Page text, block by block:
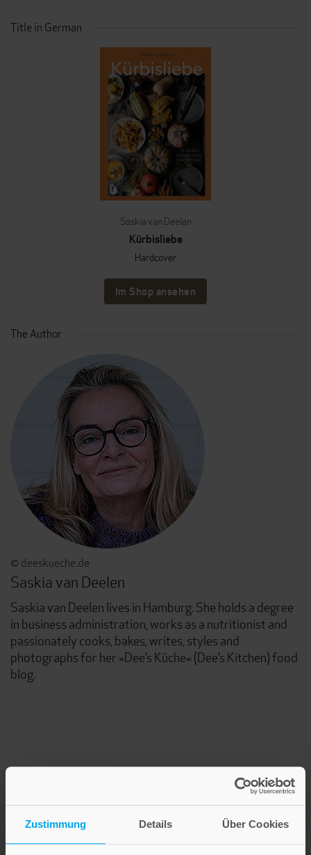
Zustimmung Details Über Cookies
Title in German
Saskia van Deelen
Kürbisliebe
Hardcover
Im Shop ansehen
The Author
© deeskueche.de
Saskia van Deelen
Saskia van Deelen lives in Hamburg. She holds a degree
in business administration, works as a nutritionist and
passionately cooks, bakes, writes, styles and
photographs for her »Dee’s Küche« (Dee’s Kitchen) food
blog.